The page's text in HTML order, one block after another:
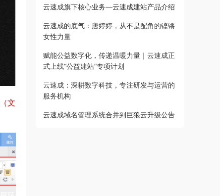
（文
云速成旗下核心业务—云速成建站产品介绍
云速成的底气：唐婷婷，从不是配角的铿锵
女性力量
赋能公益数字化，传递温暖力量｜云速成正
式上线“公益建站”专项计划
云速成：深耕数字科技，专注研发与运营的
服务机构
云速成域名管理系统合并到巨狼云升级公告